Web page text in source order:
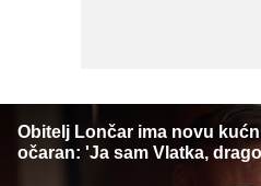
Obitelj Lončar ima novu
očaran: 'Ja sam Vlatka,